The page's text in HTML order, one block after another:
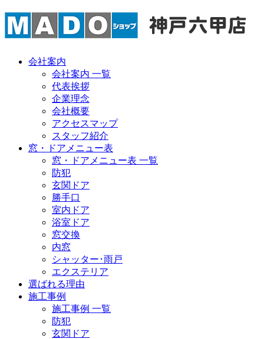
会社案内
会社案内 一覧
代表挨拶
企業理念
会社概要
アクセスマップ
スタッフ紹介
窓・ドアメニュー表
窓・ドアメニュー表 一覧
防犯
玄関ドア
勝手口
室内ドア
浴室ドア
窓交換
内窓
シャッター･雨戸
エクステリア
選ばれる理由
施工事例
施工事例 一覧
防犯
玄関ドア